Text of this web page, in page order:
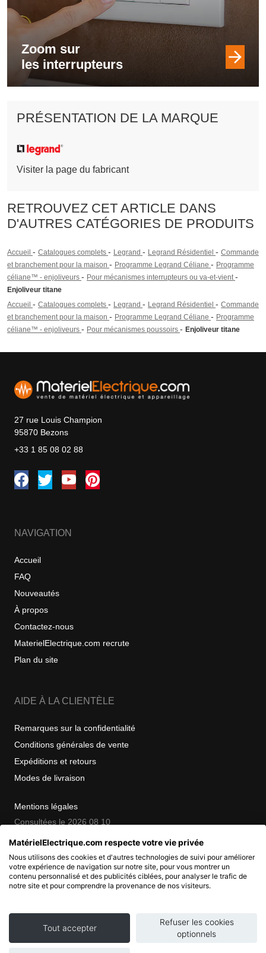
Zoom sur
les interrupteurs
PRÉSENTATION DE LA MARQUE
Visiter la page du fabricant
RETROUVEZ CET ARTICLE DANS
D'AUTRES CATÉGORIES DE PRODUITS
Accueil - Catalogues complets - Legrand - Legrand Résidentiel - Commande
et branchement pour la maison - Programme Legrand Céliane - Programme
céliane™ - enjoliveurs - Pour mécanismes interrupteurs ou va-et-vient -
Enjoliveur titane
Accueil - Catalogues complets - Legrand - Legrand Résidentiel - Commande
et branchement pour la maison - Programme Legrand Céliane - Programme
céliane™ - enjoliveurs - Pour mécanismes poussoirs - Enjoliveur titane
27 rue Louis Champion
95870 Bezons
+33 1 85 08 02 88
NAVIGATION
Accueil
FAQ
Nouveautés
À propos
Contactez-nous
MaterielElectrique.com recrute
Plan du site
AIDE À LA CLIENTÈLE
Remarques sur la confidentialité
Conditions générales de vente
Expéditions et retours
Modes de livraison
Mentions légales
Consultées le 2026 08 10
COPYRIGHT
© 2007 - 2026 Nimbanet
MatérielElectrique.com respecte votre vie privée
Nous utilisons des cookies et d'autres technologies de suivi pour améliorer
votre expérience de navigation sur notre site, pour vous montrer un
contenu personnalisé et des publicités ciblées, pour analyser le trafic de
notre site et pour comprendre la provenance de nos visiteurs.
Tout accepter
Refuser les cookies
optionnels